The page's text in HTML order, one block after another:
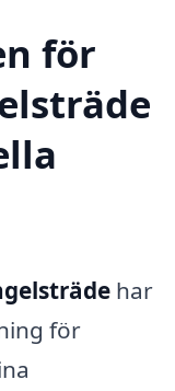
för
har
för